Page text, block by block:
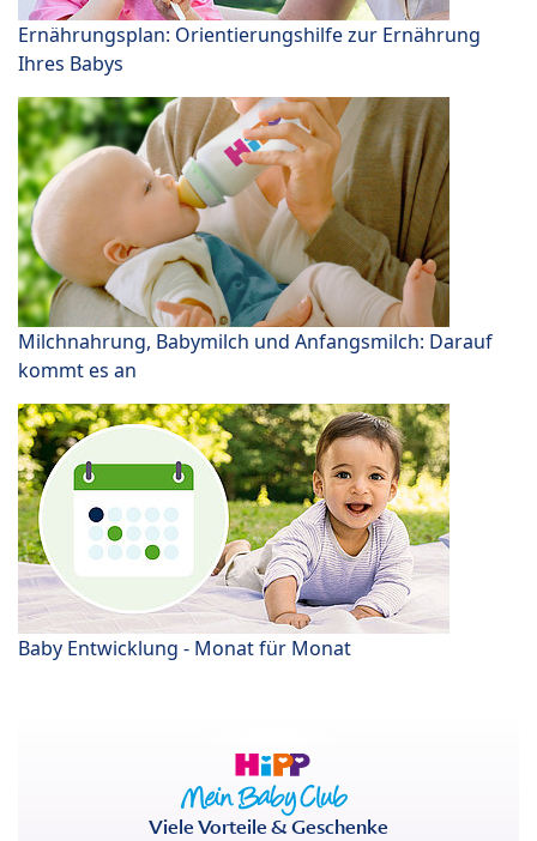
Ernährungsplan: Orientierungshilfe zur Ernährung
Ihres Babys
Milchnahrung, Babymilch und Anfangsmilch: Darauf
kommt es an
Baby Entwicklung - Monat für Monat
Viele Vorteile & Geschenke